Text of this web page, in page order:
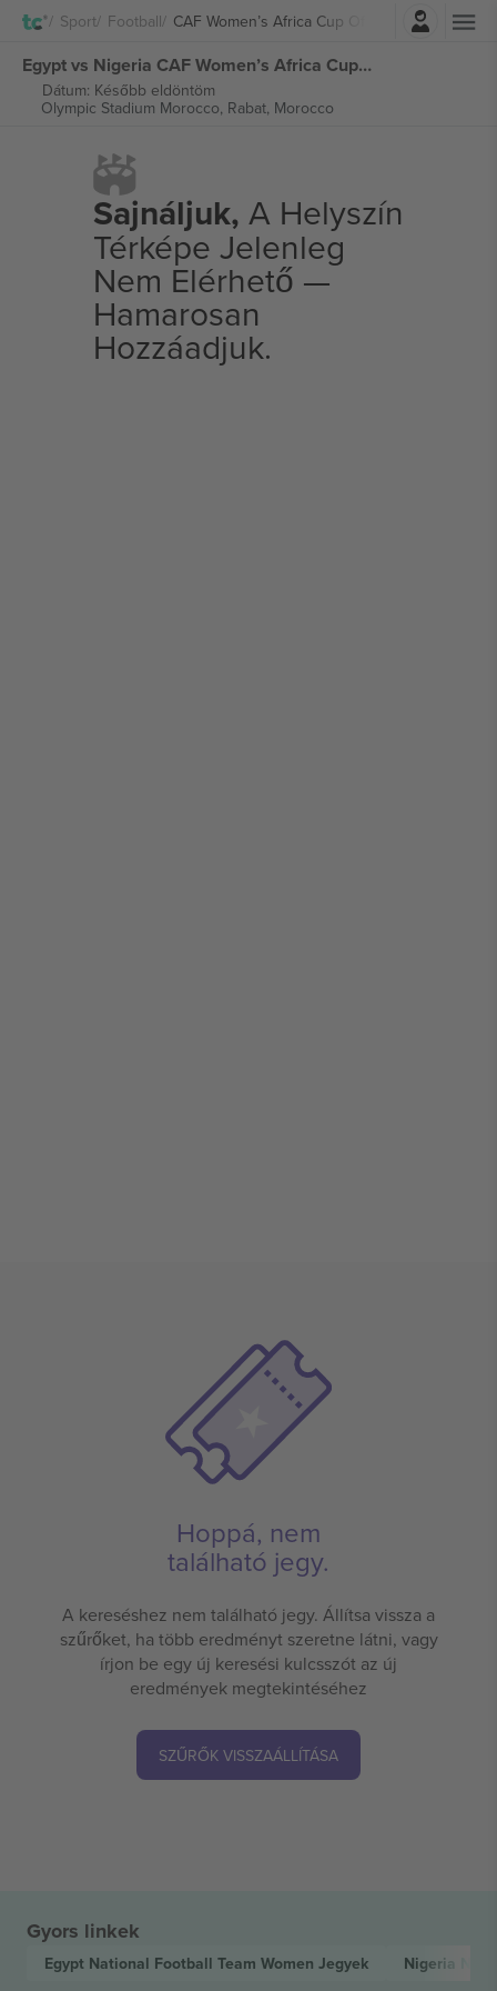
Sport Football CAF Women’s Africa Cup Of Nations
Belépés
Egypt vs Nigeria CAF Women’s Africa Cup of Nations 2026 jegyek
Dátum: Később eldöntöm
Olympic Stadium Morocco, Rabat, Morocco
Sajnáljuk, A Helyszín
Térképe Jelenleg
Nem Elérhető —
Hamarosan
Hozzáadjuk.
Hoppá, nem
található jegy.
A kereséshez nem található jegy. Állítsa vissza a
szűrőket, ha több eredményt szeretne látni, vagy
írjon be egy új keresési kulcsszót az új
eredmények megtekintéséhez
SZŰRŐK VISSZAÁLLÍTÁSA
Gyors linkek
Egypt National Football Team Women Jegyek Nigeria